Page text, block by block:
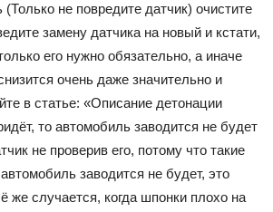
не повредите датчик) очистите
замену датчика на новый и кстати,
его нужно обязательно, а иначе
очень даже значительно и
в статье: «Описание детонации
то автомобиль заводится не будет
не проверив его, потому что такие
заводится не будет, это
случается, когда шпонки плохо на